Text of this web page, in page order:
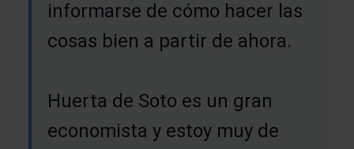
informarse de cómo hacer las
cosas bien a partir de ahora.
Huerta de Soto es un gran
economista y estoy muy de